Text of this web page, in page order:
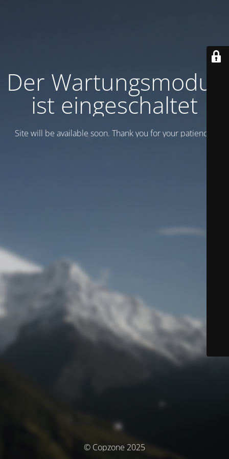
Der Wartungsmodus
ist eingeschaltet
Site will be available soon. Thank you for your patience!
© Copzone 2025